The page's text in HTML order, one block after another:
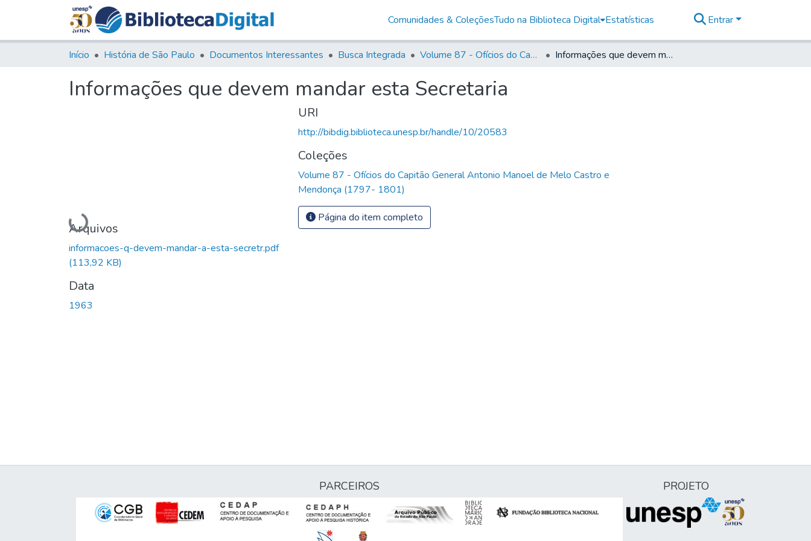
Comunidades & ColeçõesTudo na Biblioteca Digital Estatísticas Entrar
Início História de São Paulo Documentos Interessantes Busca Integrada Volume 87 - Ofícios do Capitão General Antonio Manoel de Melo Castro e Mendonça (1797- 1801) Informações que devem mandar esta Secretaria
Informações que devem mandar esta Secretaria
Carregando...
Arquivos
informacoes-q-devem-mandar-a-esta-secretr.pdf
(113,92 KB)
Data
1963
URI
http://bibdig.biblioteca.unesp.br/handle/10/20583
Coleções
Volume 87 - Ofícios do Capitão General Antonio Manoel de Melo Castro e
Mendonça (1797- 1801)
Página do item completo
PARCEIROS PROJETO